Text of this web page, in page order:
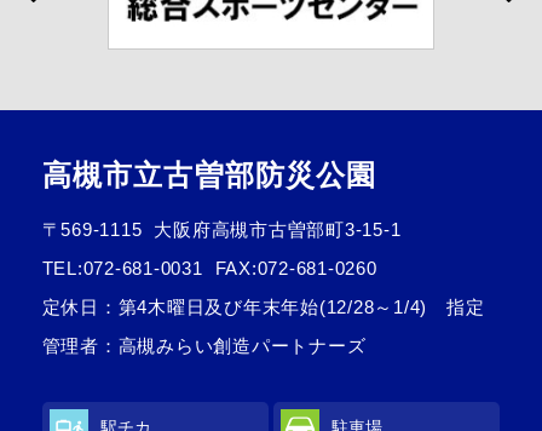
高槻市立古曽部防災公園
〒569-1115
大阪府高槻市古曽部町3-15-1
TEL:072-681-0031
FAX:072-681-0260
定休日：第4木曜日及び年末年始(12/28～1/4) 指定
管理者：高槻みらい創造パートナーズ